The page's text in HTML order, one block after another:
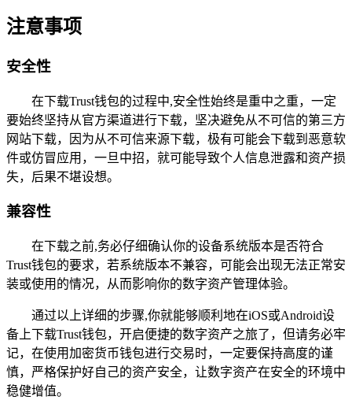
注意事项
安全性
在下载Trust钱包的过程中,安全性始终是重中之重，一定
要始终坚持从官方渠道进行下载，坚决避免从不可信的第三方
网站下载，因为从不可信来源下载，极有可能会下载到恶意软
件或仿冒应用，一旦中招，就可能导致个人信息泄露和资产损
失，后果不堪设想。
兼容性
在下载之前,务必仔细确认你的设备系统版本是否符合
Trust钱包的要求，若系统版本不兼容，可能会出现无法正常安
装或使用的情况，从而影响你的数字资产管理体验。
通过以上详细的步骤,你就能够顺利地在iOS或Android设
备上下载Trust钱包，开启便捷的数字资产之旅了，但请务必牢
记，在使用加密货币钱包进行交易时，一定要保持高度的谨
慎，严格保护好自己的资产安全，让数字资产在安全的环境中
稳健增值。